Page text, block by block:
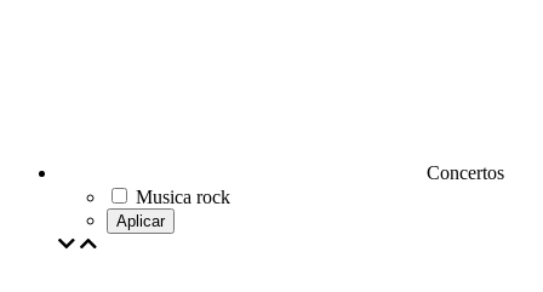
Concertos
Musica rock
Aplicar